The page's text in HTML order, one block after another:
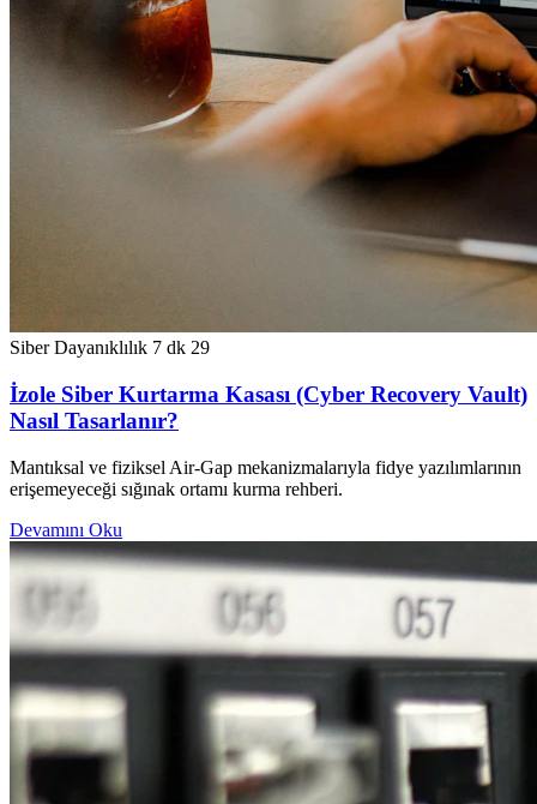
Siber Dayanıklılık 7 dk 29
İzole Siber Kurtarma Kasası (Cyber Recovery Vault)
Nasıl Tasarlanır?
Mantıksal ve fiziksel Air-Gap mekanizmalarıyla fidye yazılımlarının
erişemeyeceği sığınak ortamı kurma rehberi.
Devamını Oku